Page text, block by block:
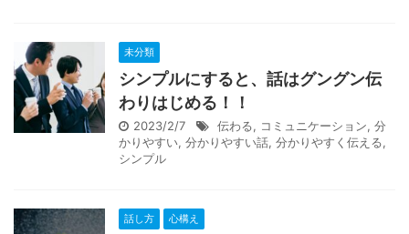
未分類
シンプルにすると、話はグングン伝
わりはじめる！！
2023/2/7 伝わる, コミュニケーション, 分
かりやすい, 分かりやすい話, 分かりやすく伝える,
シンプル
話し方 心構え